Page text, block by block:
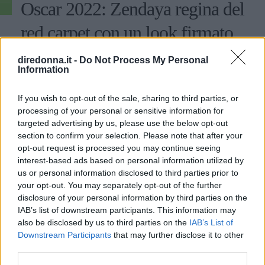
diredonna.it - Do Not Process My Personal
Information
If you wish to opt-out of the sale, sharing to third parties, or
processing of your personal or sensitive information for
targeted advertising by us, please use the below opt-out
section to confirm your selection. Please note that after your
opt-out request is processed you may continue seeing
interest-based ads based on personal information utilized by
us or personal information disclosed to third parties prior to
your opt-out. You may separately opt-out of the further
disclosure of your personal information by third parties on the
IAB’s list of downstream participants. This information may
also be disclosed by us to third parties on the IAB’s List of
Downstream Participants that may further disclose it to other
Oscar 2022: Zendaya regina del
red carpet con un look firmato
Valentino
Theatre ha sfoggiato un completo in stile Anni '90 che ha
lasciato tutti sbalorditi, anche per la possibile reference
all'outfit del 1998 della collega Sharon Stone.
EMMA PIETRAROSA